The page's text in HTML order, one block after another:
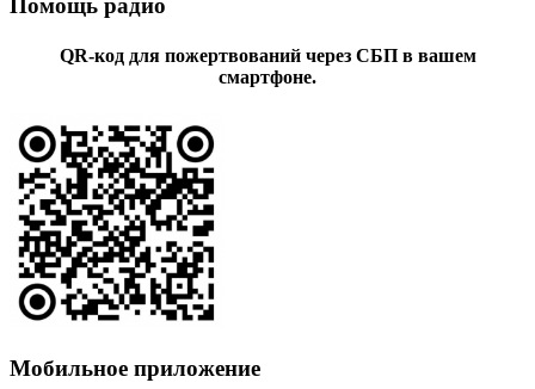
Помощь радио
QR-код для пожертвований через СБП в вашем
смартфоне.
Мобильное приложение